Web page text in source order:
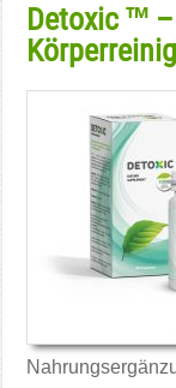
Detoxic ™